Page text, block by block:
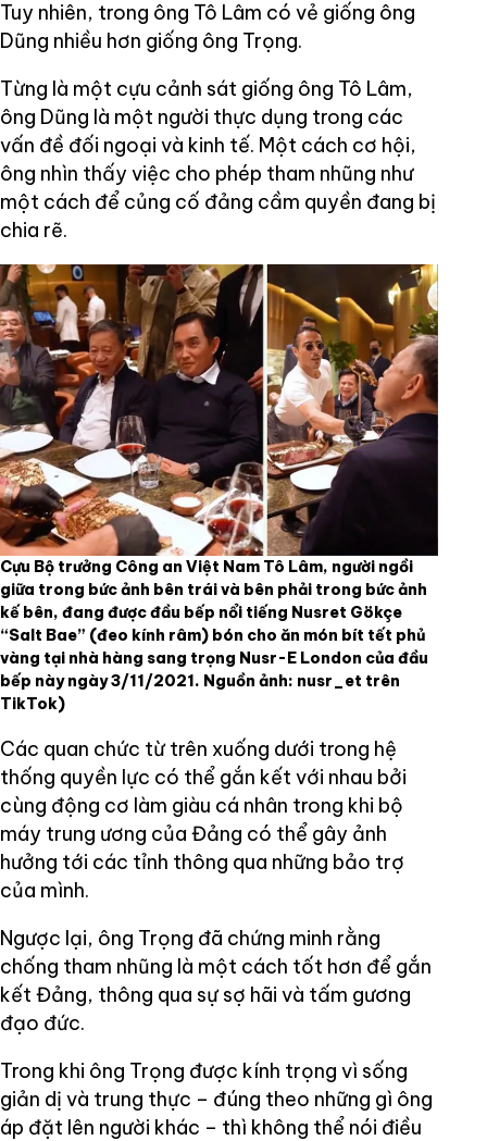
Tuy nhiên, trong ông Tô Lâm có vẻ giống ông
Dũng nhiều hơn giống ông Trọng.
Từng là một cựu cảnh sát giống ông Tô Lâm,
ông Dũng là một người thực dụng trong các
vấn đề đối ngoại và kinh tế. Một cách cơ hội,
ông nhìn thấy việc cho phép tham nhũng như
một cách để củng cố đảng cầm quyền đang bị
chia rẽ.
Cựu Bộ trưởng Công an Việt Nam Tô Lâm, người ngồi
giữa trong bức ảnh bên trái và bên phải trong bức ảnh
kế bên, đang được đầu bếp nổi tiếng Nusret Gökçe
“Salt Bae” (đeo kính râm) bón cho ăn món bít tết phủ
vàng tại nhà hàng sang trọng Nusr-E London của đầu
bếp này ngày 3/11/2021. Nguồn ảnh: nusr_et trên
TikTok)
Các quan chức từ trên xuống dưới trong hệ
thống quyền lực có thể gắn kết với nhau bởi
cùng động cơ làm giàu cá nhân trong khi bộ
máy trung ương của Đảng có thể gây ảnh
hưởng tới các tỉnh thông qua những bảo trợ
của mình.
Ngược lại, ông Trọng đã chứng minh rằng
chống tham nhũng là một cách tốt hơn để gắn
kết Đảng, thông qua sự sợ hãi và tấm gương
đạo đức.
Trong khi ông Trọng được kính trọng vì sống
giản dị và trung thực – đúng theo những gì ông
áp đặt lên người khác – thì không thể nói điều